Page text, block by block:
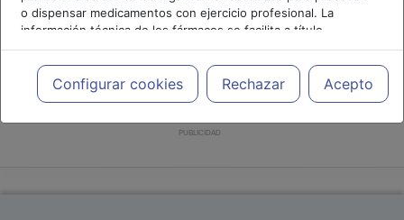
o dispensar medicamentos con ejercicio profesional. La
información técnica de los fármacos se facilita a título
meramente informativo, siendo responsabilidad de los
profesionales facultados prescribir medicamentos y decidir, en
cada caso concreto, el tratamiento más adecuado a las
necesidades del paciente.
Configurar cookies Rechazar Acepto
PUBLICIDAD